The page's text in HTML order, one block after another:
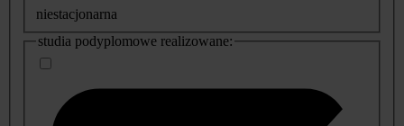
niestacjonarna
studia podyplomowe realizowane: